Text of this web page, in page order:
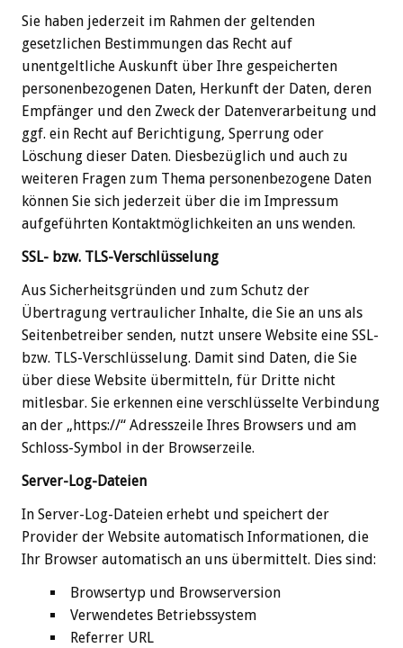
Sie haben jederzeit im Rahmen der geltenden
gesetzlichen Bestimmungen das Recht auf
unentgeltliche Auskunft über Ihre gespeicherten
personenbezogenen Daten, Herkunft der Daten, deren
Empfänger und den Zweck der Datenverarbeitung und
ggf. ein Recht auf Berichtigung, Sperrung oder
Löschung dieser Daten. Diesbezüglich und auch zu
weiteren Fragen zum Thema personenbezogene Daten
können Sie sich jederzeit über die im Impressum
aufgeführten Kontaktmöglichkeiten an uns wenden.
SSL- bzw. TLS-Verschlüsselung
Aus Sicherheitsgründen und zum Schutz der
Übertragung vertraulicher Inhalte, die Sie an uns als
Seitenbetreiber senden, nutzt unsere Website eine SSL-
bzw. TLS-Verschlüsselung. Damit sind Daten, die Sie
über diese Website übermitteln, für Dritte nicht
mitlesbar. Sie erkennen eine verschlüsselte Verbindung
an der „https://“ Adresszeile Ihres Browsers und am
Schloss-Symbol in der Browserzeile.
Server-Log-Dateien
In Server-Log-Dateien erhebt und speichert der
Provider der Website automatisch Informationen, die
Ihr Browser automatisch an uns übermittelt. Dies sind:
Browsertyp und Browserversion
Verwendetes Betriebssystem
Referrer URL